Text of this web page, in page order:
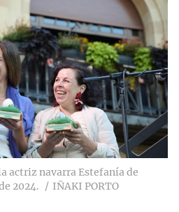
actriz navarra Estefanía de
2024.
IÑAKI PORTO